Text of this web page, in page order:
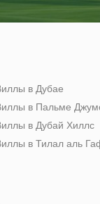
в Дубае
в Пальме
в Дубай Хиллс
в Тилал аль